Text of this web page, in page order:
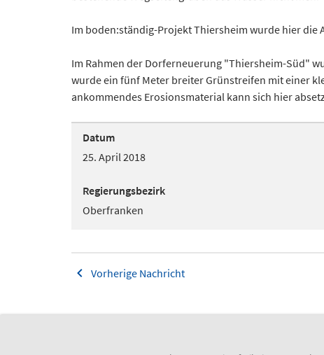
Im boden:ständig-Projekt Thiersheim wurde hier
Im Rahmen der Dorferneuerung "Thiersheim-Süd"
wurde ein fünf Meter breiter Grünstreifen mit einer
ankommendes Erosionsmaterial kann sich hier
Datum
25. April 2018
Regierungsbezirk
Oberfranken
Vorherige Nachricht